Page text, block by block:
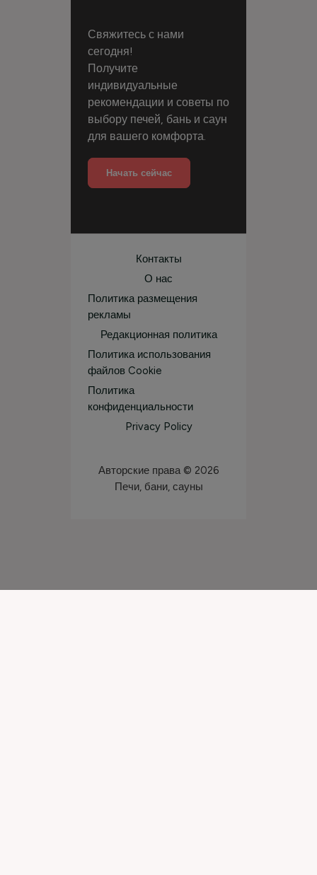
Свяжитесь с нами
сегодня!
Получите
индивидуальные
рекомендации и советы по
выбору печей, бань и саун
для вашего комфорта.
Начать сейчас
Контакты
О нас
Политика размещения
рекламы
Редакционная политика
Политика использования
файлов Cookie
Политика
конфиденциальности
Privacy Policy
Авторские права © 2026
Печи, бани, сауны